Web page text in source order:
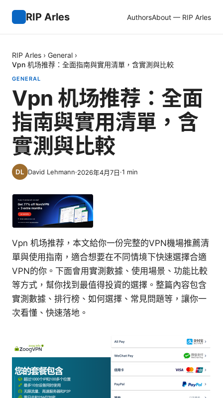
RIP Arles AuthorsAbout — RIP Arles
RIP Arles › General ›
Vpn 机场推荐：全面指南與實用清單，含實測與比較
GENERAL
Vpn 机场推荐：全面
指南與實用清單，含
實測與比較
David Lehmann·2026年4月7日·1 min
Vpn 机场推荐，本文給你一份完整的VPN機場推薦清
單與使用指南，適合想要在不同情境下快速選擇合適
VPN的你。下面會用實測數據、使用場景、功能比較
等方式，幫你找到最值得投資的選擇。整篇內容包含
實測數據、排行榜、如何選擇、常見問題等，讓你一
次看懂、快速落地。